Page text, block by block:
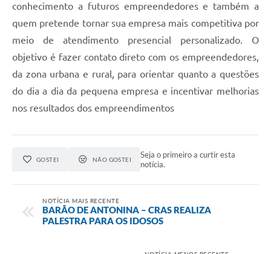
conhecimento a futuros empreendedores e também a
quem pretende tornar sua empresa mais competitiva por
meio de atendimento presencial personalizado. O
objetivo é fazer contato direto com os empreendedores,
da zona urbana e rural, para orientar quanto a questões
do dia a dia da pequena empresa e incentivar melhorias
nos resultados dos empreendimentos
GOSTEI NÃO GOSTEI
Seja o primeiro a curtir esta
notícia.
NOTÍCIA MAIS RECENTE
BARÃO DE ANTONINA – CRAS REALIZA
PALESTRA PARA OS IDOSOS